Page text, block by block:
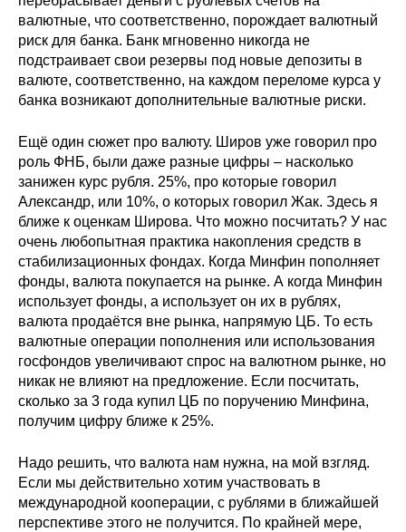
Материалы
Конкурсы и вакансии
Контакты
валютные, что соответственно, порождает валютный
риск для банка. Банк мгновенно никогда не
подстраивает свои резервы под новые депозиты в
валюте, соответственно, на каждом переломе курса у
банка возникают дополнительные валютные риски.
Ещё один сюжет про валюту. Широв уже говорил про
роль ФНБ, были даже разные цифры – насколько
занижен курс рубля. 25%, про которые говорил
Александр, или 10%, о которых говорил Жак. Здесь я
ближе к оценкам Широва. Что можно посчитать? У нас
очень любопытная практика накопления средств в
стабилизационных фондах. Когда Минфин пополняет
фонды, валюта покупается на рынке. А когда Минфин
использует фонды, а использует он их в рублях,
валюта продаётся вне рынка, напрямую ЦБ. То есть
валютные операции пополнения или использования
госфондов увеличивают спрос на валютном рынке, но
никак не влияют на предложение. Если посчитать,
сколько за 3 года купил ЦБ по поручению Минфина,
получим цифру ближе к 25%.
Надо решить, что валюта нам нужна, на мой взгляд.
Если мы действительно хотим участвовать в
международной кооперации, с рублями в ближайшей
перспективе этого не получится. По крайней мере,